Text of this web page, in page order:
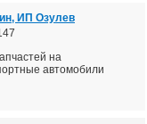
ИП Озулев
на
автомобили